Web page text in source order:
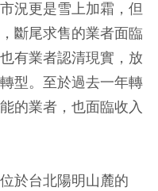
況更是雪上加霜，但
斷尾求售的業者面臨
有業者認清現實，放
型。至於過去一年轉
的業者，也面臨收入
於台北陽明山麓的